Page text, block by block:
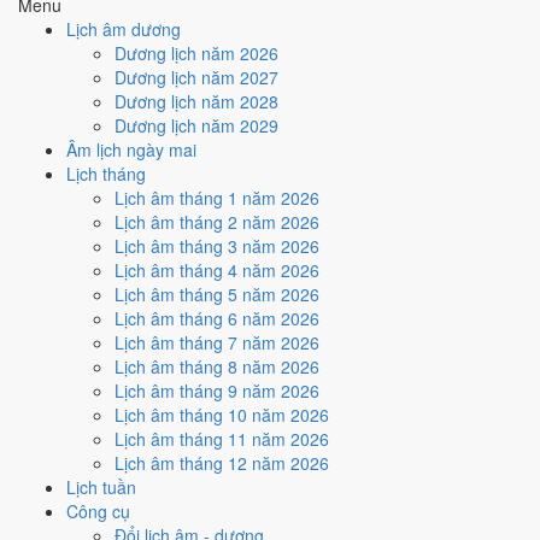
Lịch âm dương
Dương lịch năm 2026
Dương lịch năm 2027
Dương lịch năm 2028
Dương lịch năm 2029
Âm lịch ngày mai
Lịch tháng
Lịch âm tháng 1 năm 2026
Lịch âm tháng 2 năm 2026
Lịch âm tháng 3 năm 2026
Lịch âm tháng 4 năm 2026
Lịch âm tháng 5 năm 2026
Lịch âm tháng 6 năm 2026
Lịch âm tháng 7 năm 2026
Lịch âm tháng 8 năm 2026
Lịch âm tháng 9 năm 2026
Lịch âm tháng 10 năm 2026
Lịch âm tháng 11 năm 2026
Lịch âm tháng 12 năm 2026
Lịch tuần
Công cụ
Đổi lịch âm - dương
Phá, Ngày Hắc Đạo và Ngày Đại Hung
Cách tính ngày tốt
Động thổ - khởi công
Xấu
Động thổ - khởi công hôm nay ở
Ngày Hắc Đạo và Ngày Đại Hung
Cách tính ngày tốt
Nhập trạch - vào nhà mới
Xấu
Nhập trạch - vào nhà mới hôm nay ở
Phá, Ngày Hắc Đạo và Ngày Đại Hung
Cách tính ngày tốt
Mua xe - tậu xe
Xấu
Mua xe - tậu xe hôm nay ởmức xấu (2/10)
Hắc Đạo và Ngày Đại Hunggây bất lợi.
Cách tính ngày tốt
Xuất hành - đi xa
2
/10Xấu
Xuất hành - đi xa hôm nay ở
Ngày Hắc Đạo và Ngày Đại Hung